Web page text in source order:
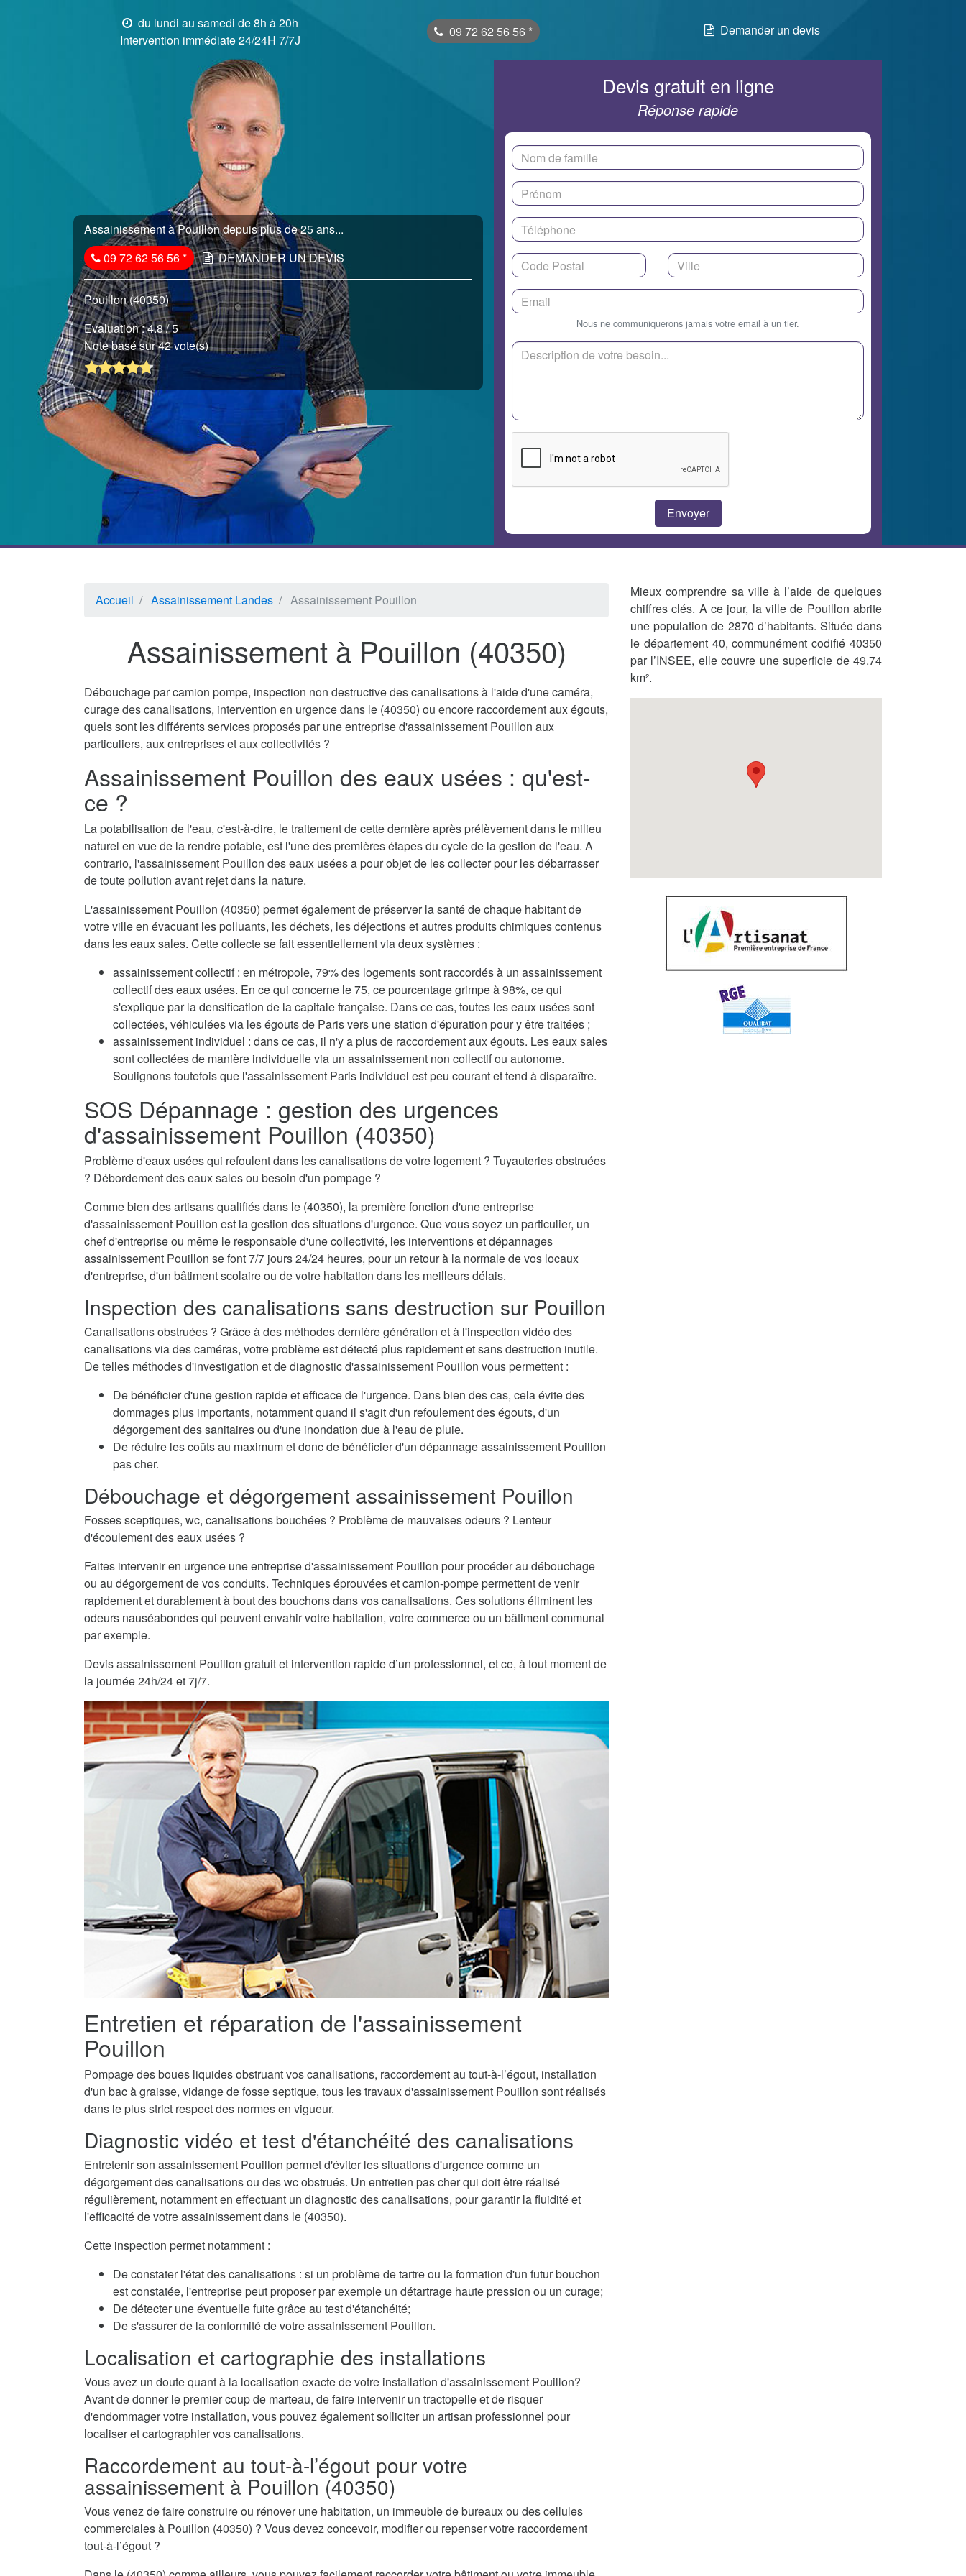
du lundi au samedi de 8h à 20h
Intervention immédiate 24/24H 7/7J
09 72 62 56 56 * Demander un devis
Assainissement à Pouillon depuis plus de 25 ans...
09 72 62 56 56* DEMANDER UN DEVIS
Pouillon (40350)
Evaluation :4.8/ 5
Note basé sur 42 vote(s)
Devis gratuit en ligne
Réponse rapide
Nous ne communiquerons jamais votre email à un tier.
Accueil Assainissement Landes Assainissement Pouillon
Assainissement à Pouillon (40350)
Débouchage par camion pompe, inspection non destructive des canalisations à l'aide d'une caméra,
curage des canalisations, intervention en urgence dans le (40350) ou encore raccordement aux égouts,
quels sont les différents services proposés par une entreprise d'assainissement Pouillon aux
particuliers, aux entreprises et aux collectivités ?
Assainissement Pouillon des eaux usées : qu'est-
ce ?
La potabilisation de l'eau, c'est-à-dire, le traitement de cette dernière après prélèvement dans le milieu
naturel en vue de la rendre potable, est l'une des premières étapes du cycle de la gestion de l'eau. A
contrario, l'assainissement Pouillon des eaux usées a pour objet de les collecter pour les débarrasser
de toute pollution avant rejet dans la nature.
L'assainissement Pouillon (40350) permet également de préserver la santé de chaque habitant de
votre ville en évacuant les polluants, les déchets, les déjections et autres produits chimiques contenus
dans les eaux sales. Cette collecte se fait essentiellement via deux systèmes :
assainissement collectif : en métropole, 79% des logements sont raccordés à un assainissement
collectif des eaux usées. En ce qui concerne le 75, ce pourcentage grimpe à 98%, ce qui
s'explique par la densification de la capitale française. Dans ce cas, toutes les eaux usées sont
collectées, véhiculées via les égouts de Paris vers une station d'épuration pour y être traitées ;
assainissement individuel : dans ce cas, il n'y a plus de raccordement aux égouts. Les eaux sales
sont collectées de manière individuelle via un assainissement non collectif ou autonome.
Soulignons toutefois que l'assainissement Paris individuel est peu courant et tend à disparaître.
SOS Dépannage : gestion des urgences
d'assainissement Pouillon (40350)
Problème d'eaux usées qui refoulent dans les canalisations de votre logement ? Tuyauteries obstruées
? Débordement des eaux sales ou besoin d'un pompage ?
Comme bien des artisans qualifiés dans le (40350), la première fonction d'une entreprise
d'assainissement Pouillon est la gestion des situations d'urgence. Que vous soyez un particulier, un
chef d'entreprise ou même le responsable d'une collectivité, les interventions et dépannages
assainissement Pouillon se font 7/7 jours 24/24 heures, pour un retour à la normale de vos locaux
d'entreprise, d'un bâtiment scolaire ou de votre habitation dans les meilleurs délais.
Inspection des canalisations sans destruction sur Pouillon
Canalisations obstruées ? Grâce à des méthodes dernière génération et à l'inspection vidéo des
canalisations via des caméras, votre problème est détecté plus rapidement et sans destruction inutile.
De telles méthodes d'investigation et de diagnostic d'assainissement Pouillon vous permettent :
De bénéficier d'une gestion rapide et efficace de l'urgence. Dans bien des cas, cela évite des
dommages plus importants, notamment quand il s'agit d'un refoulement des égouts, d'un
dégorgement des sanitaires ou d'une inondation due à l'eau de pluie.
De réduire les coûts au maximum et donc de bénéficier d'un dépannage assainissement Pouillon
pas cher.
Débouchage et dégorgement assainissement Pouillon
Fosses sceptiques, wc, canalisations bouchées ? Problème de mauvaises odeurs ? Lenteur
d'écoulement des eaux usées ?
Faites intervenir en urgence une entreprise d'assainissement Pouillon pour procéder au débouchage
ou au dégorgement de vos conduits. Techniques éprouvées et camion-pompe permettent de venir
rapidement et durablement à bout des bouchons dans vos canalisations. Ces solutions éliminent les
odeurs nauséabondes qui peuvent envahir votre habitation, votre commerce ou un bâtiment communal
par exemple.
Devis assainissement Pouillon gratuit et intervention rapide d’un professionnel, et ce, à tout moment de
la journée 24h/24 et 7j/7.
Entretien et réparation de l'assainissement
Pouillon
Pompage des boues liquides obstruant vos canalisations, raccordement au tout-à-l’égout, installation
d'un bac à graisse, vidange de fosse septique, tous les travaux d'assainissement Pouillon sont réalisés
dans le plus strict respect des normes en vigueur.
Diagnostic vidéo et test d'étanchéité des canalisations
Entretenir son assainissement Pouillon permet d'éviter les situations d'urgence comme un
dégorgement des canalisations ou des wc obstrués. Un entretien pas cher qui doit être réalisé
régulièrement, notamment en effectuant un diagnostic des canalisations, pour garantir la fluidité et
l'efficacité de votre assainissement dans le (40350).
Cette inspection permet notamment :
De constater l'état des canalisations : si un problème de tartre ou la formation d'un futur bouchon
est constatée, l'entreprise peut proposer par exemple un détartrage haute pression ou un curage;
De détecter une éventuelle fuite grâce au test d'étanchéité;
De s'assurer de la conformité de votre assainissement Pouillon.
Localisation et cartographie des installations
Vous avez un doute quant à la localisation exacte de votre installation d'assainissement Pouillon?
Avant de donner le premier coup de marteau, de faire intervenir un tractopelle et de risquer
d'endommager votre installation, vous pouvez également solliciter un artisan professionnel pour
localiser et cartographier vos canalisations.
Raccordement au tout-à-l’égout pour votre
assainissement à Pouillon (40350)
Vous venez de faire construire ou rénover une habitation, un immeuble de bureaux ou des cellules
commerciales à Pouillon (40350) ? Vous devez concevoir, modifier ou repenser votre raccordement
tout-à-l’égout ?
Mieux comprendre sa ville à l’aide de quelques
chiffres clés. A ce jour, la ville de Pouillon abrite
une population de 2870 d’habitants. Située dans
le département 40, communément codifié 40350
par l’INSEE, elle couvre une superficie de 49.74
km².